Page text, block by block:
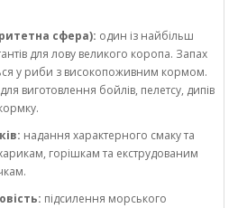
сфера): один із найбільш
для лову великого коропа. Запах
у риби з високопоживним кормом.
виготовлення бойлів, пелетсу, дипів
надання характерного смаку та
горішкам та екструдованим
підсилення морського